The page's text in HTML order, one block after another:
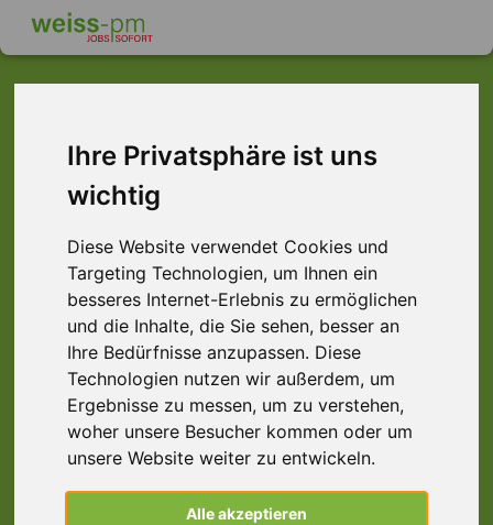
Ihre Privatsphäre ist uns
wichtig
Diese Website verwendet Cookies und
Targeting Technologien, um Ihnen ein
besseres Internet-Erlebnis zu ermöglichen
und die Inhalte, die Sie sehen, besser an
Ihre Bedürfnisse anzupassen. Diese
Technologien nutzen wir außerdem, um
Ergebnisse zu messen, um zu verstehen,
woher unsere Besucher kommen oder um
unsere Website weiter zu entwickeln.
Alle akzeptieren
Dieser Job ist leider
nicht mehr verfügbar ...
... aber vielleicht ist hier etwas dabei:
Lagerhelfer (m/w/d), Raum Aschaffenburg
63739 Aschaffenburg